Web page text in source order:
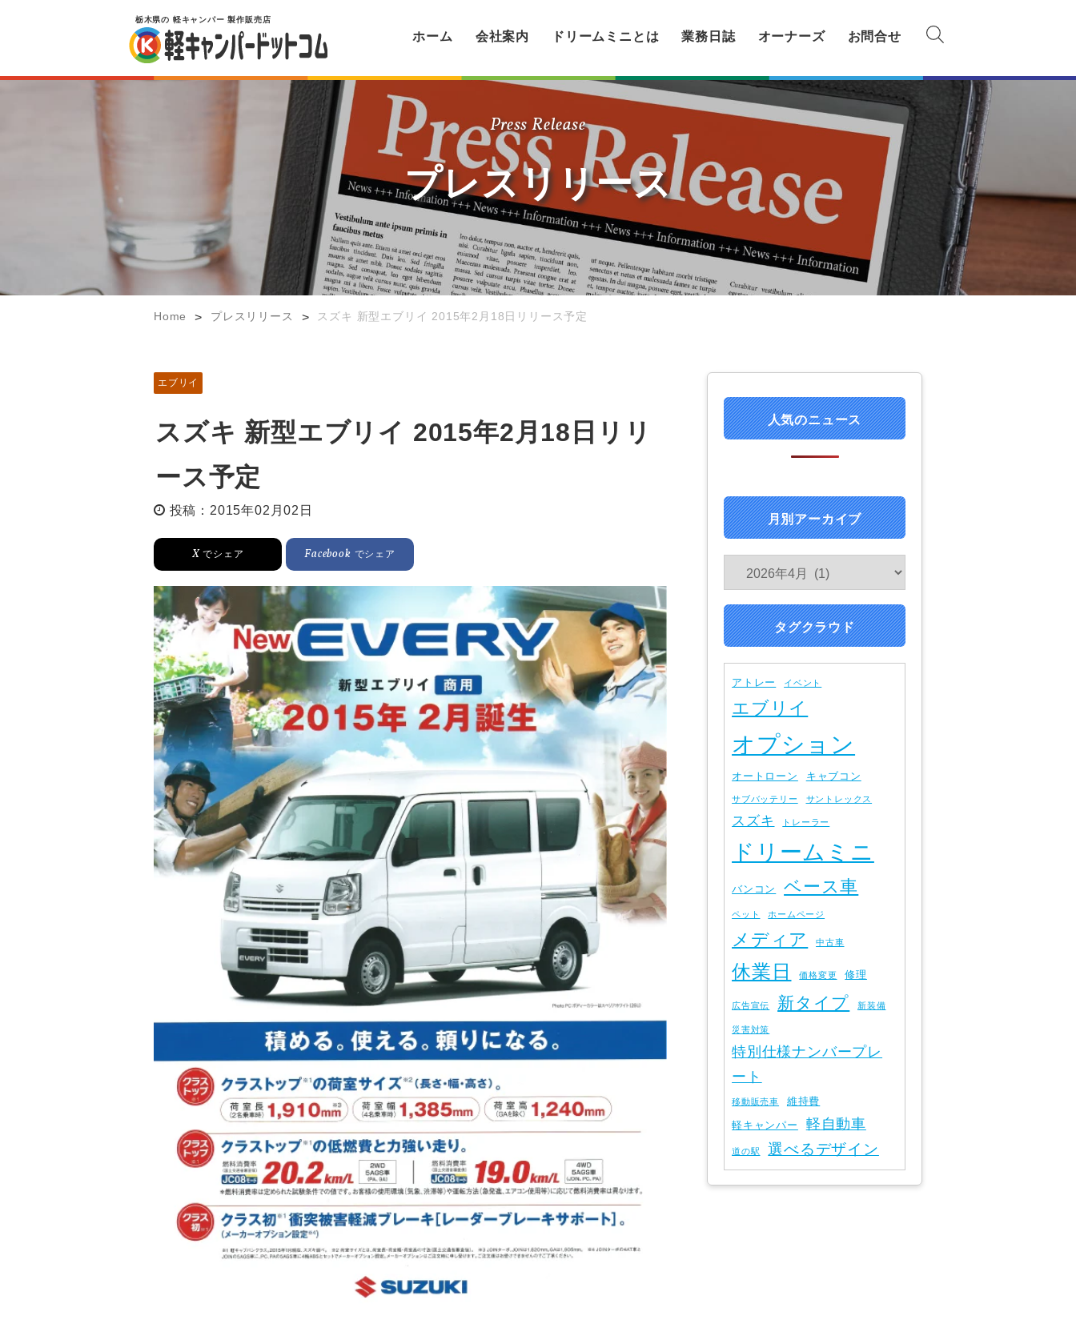
栃木県の 軽キャンパー 製作販売店
ホーム 会社案内 ドリームミニとは 業務日誌 オーナーズ お問合せ
Press Release
プレスリリース
Home > プレスリリース > スズキ 新型エブリイ 2015年2月18日リリース予定
エブリイ
スズキ 新型エブリイ 2015年2月18日リリ
ース予定
投稿：2015年02月02日
Xでシェア Facebook でシェア
人気のニュース
月別アーカイブ
タグクラウド
アトレー イベント
エブリイ
オプション
オートローン キャブコン
サブバッテリー サントレックス
スズキ トレーラー
ドリームミニ
バンコン ベース車
ペット ホームページ
メディア 中古車
休業日 価格変更 修理
広告宣伝 新タイプ 新装備
災害対策
特別仕様ナンバープレ
ート
移動販売車
維持費
軽キャンパー
軽自動車
道の駅 選べるデザイン